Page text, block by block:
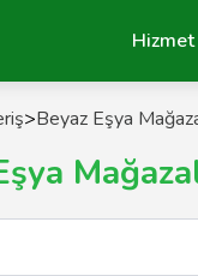
>Beyaz Eşya